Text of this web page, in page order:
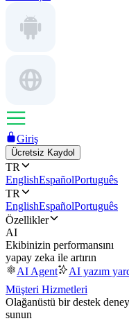
Giriş
Ücretsiz Kaydol
TR
EnglishEspañolPortuguês
TR
EnglishEspañolPortuguês
Özellikler
AI
Ekibinizin performansını
yapay zeka ile artırın
AI Agent
AI yazım
Müşteri Hizmetleri
Olağanüstü bir destek
sunun